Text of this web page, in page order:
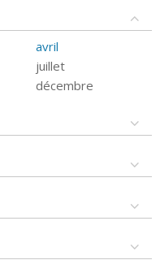
avril
juillet
décembre